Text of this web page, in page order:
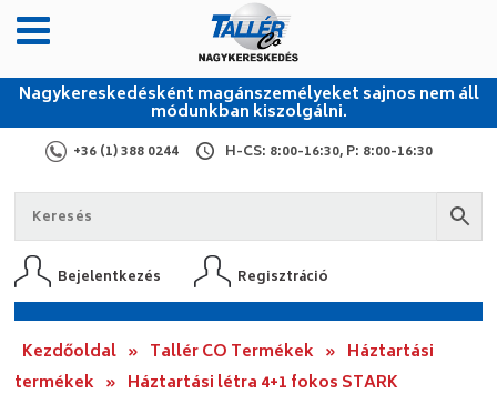
Nagykereskedésként magánszemélyeket sajnos nem áll
módunkban kiszolgálni.
+36 (1) 388 0244 H-CS: 8:00-16:30, P: 8:00-16:30
Bejelentkezés Regisztráció
Kezdőoldal » Tallér CO Termékek » Háztartási
termékek » Háztartási létra 4+1 fokos STARK